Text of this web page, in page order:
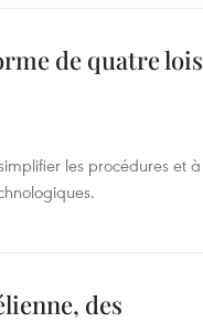
de quatre lois
les procédures et à
des